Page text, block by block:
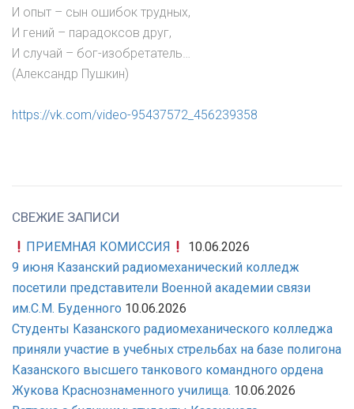
И опыт – сын ошибок трудных,
И гений – парадоксов друг,
И случай – бог-изобретатель…
(Александр Пушкин)
https://vk.com/video-95437572_456239358
СВЕЖИЕ ЗАПИСИ
ПРИЕМНАЯ КОМИССИЯ
10.06.2026
9 июня Казанский радиомеханический колледж
посетили представители Военной академии связи
им.С.М. Буденного 10.06.2026
Студенты Казанского радиомеханического колледжа
приняли участие в учебных стрельбах на базе полигона
Казанского высшего танкового командного ордена
Жукова Краснознаменного училища. 10.06.2026